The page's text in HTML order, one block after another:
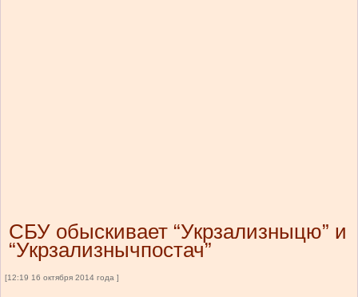
СБУ обыскивает “Укрзализныцю” и
“Укрзализнычпостач”
[12:19 16 октября 2014 года ]